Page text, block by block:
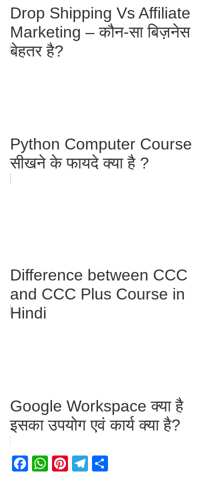
Drop Shipping Vs Affiliate
Marketing – कौन-सा बिज़नेस
बेहतर है?
Python Computer Course
सीखने के फायदे क्या है ?
Difference between CCC
and CCC Plus Course in
Hindi
Google Workspace क्या है
इसका उपयोग एवं कार्य क्या है?
Facebook
WhatsApp
Pinterest
Telegram